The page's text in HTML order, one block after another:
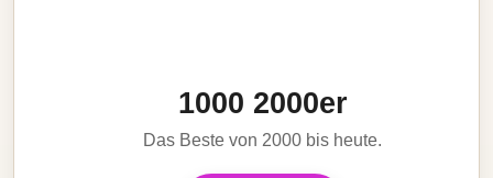
1000 2000er
Das Beste von 2000 bis heute.